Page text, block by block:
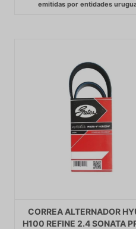
CORREA ALTERNADOR
H100 REFINE 2.4 SONATA